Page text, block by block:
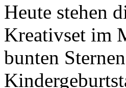
Heute stehen
Kreativset im
bunten